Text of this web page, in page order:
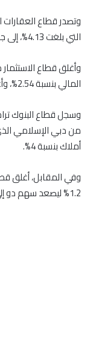
التي بلغت 4.13%، إلى جانب تراجع سهم إعمار بنسبة 0.97%.
المالي بنسبة 2.54%، وأغلق دبي للاستثمار متراجعاً بنسبة 0.48%.
أملاك بنسبة 4%.
وفي المقابل، أغلق
1.2% ليصعد سهم دو إلى مستوى 5.040 درهم، مرتفعاً بنفس النسبة.